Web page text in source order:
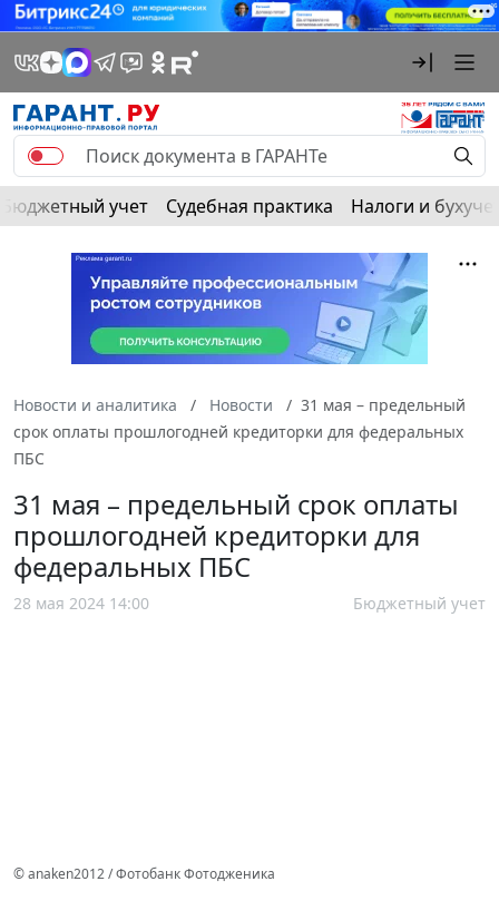
Бюджетный учет Судебная практика Налоги и
Новости и аналитика Новости
31 мая – предельный
срок оплаты прошлогодней кредиторки для федеральных
ПБС
31 мая – предельный срок оплаты
прошлогодней кредиторки для
федеральных ПБС
28 мая 2024 14:00 Бюджетный учет
© anaken2012 / Фотобанк Фотодженика